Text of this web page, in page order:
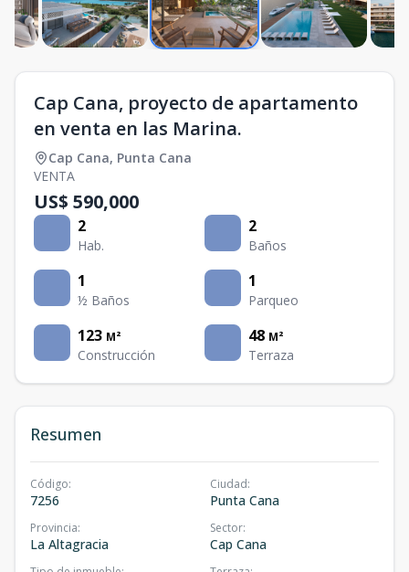
Cap Cana, proyecto de apartamento
en venta en las Marina.
Cap Cana, Punta Cana
VENTA
US$ 590,000
2
Hab.
2
Baños
1
½ Baños
1
Parqueo
123 M²
Construcción
48 M²
Terraza
Resumen
Código:
7256
Ciudad:
Punta Cana
Provincia:
La Altagracia
Sector:
Cap Cana